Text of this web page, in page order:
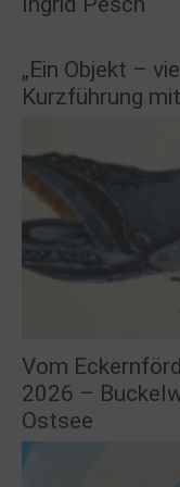
„Ein Objekt –
Kurzführung
Vom
2026 –
Ostsee